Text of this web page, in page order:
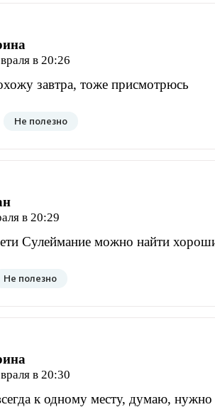
в 20:26
завтра, тоже присмотрюсь
Не полезно
в 20:29
Сулеймание можно найти
Не полезно
в 20:30
к одному месту, думаю, нужно